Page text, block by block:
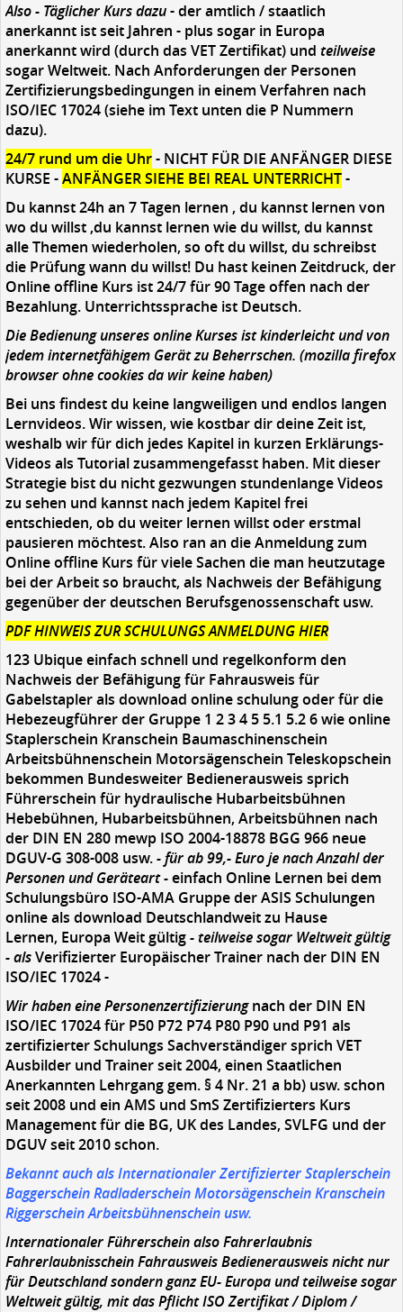
Also - Täglicher Kurs dazu- der amtlich / staatlich
anerkannt ist seit Jahren - plus sogar in Europa
anerkannt wird (durch das VET Zertifikat) und teilweise
sogar Weltweit. Nach Anforderungen der Personen
Zertifizierungsbedingungen in einem Verfahren nach
ISO/IEC 17024 (siehe im Text unten die P Nummern
dazu).
24/7 rund um die Uhr- NICHT FÜR DIE ANFÄNGER DIESE
KURSE -ANFÄNGER SIEHE BEI REAL UNTERRICHT-
Du kannst 24h an 7 Tagen lernen , du kannst lernen von
wo du willst ,du kannst lernen wie du willst, du kannst
alle Themen wiederholen, so oft du willst, du schreibst
die Prüfung wann du willst! Du hast keinen Zeitdruck, der
Online offline Kurs ist 24/7 für 90 Tage offen nach der
Bezahlung. Unterrichtssprache ist Deutsch.
Die Bedienung unseres online Kurses ist kinderleicht und von
jedem internetfähigem Gerät zu Beherrschen. (mozilla firefox
browser ohne cookies da wir keine haben)
Bei uns findest du keine langweiligen und endlos langen
Lernvideos. Wir wissen, wie kostbar dir deine Zeit ist,
weshalb wir für dich jedes Kapitel in kurzen Erklärungs-
Videos als Tutorial zusammengefasst haben. Mit dieser
Strategie bist du nicht gezwungen stundenlange Videos
zu sehen und kannst nach jedem Kapitel frei
entschieden, ob du weiter lernen willst oder erstmal
pausieren möchtest. Also ran an die Anmeldung zum
Online offline Kurs für viele Sachen die man heutzutage
bei der Arbeit so braucht, als Nachweis der Befähigung
gegenüber der deutschen Berufsgenossenschaft usw.
PDF HINWEIS ZUR SCHULUNGS ANMELDUNG HIER
123 Ubique einfach schnell und regelkonform den
Nachweis der Befähigung für Fahrausweis für
Gabelstapler als download online schulung oder für die
Hebezeugführer der Gruppe 1 2 3 4 5 5.1 5.2 6 wie online
Staplerschein Kranschein Baumaschinenschein
Arbeitsbühnenschein Motorsägenschein Teleskopschein
bekommen Bundesweiter Bedienerausweis sprich
Führerschein für hydraulische Hubarbeitsbühnen
Hebebühnen, Hubarbeitsbühnen, Arbeitsbühnen nach
der DIN EN 280 mewp ISO 2004-18878 BGG 966 neue
DGUV-G 308-008 usw.- für ab 99,- Euro je nach Anzahl der
Personen und Geräteart -einfach Online Lernen bei dem
Schulungsbüro ISO-AMA Gruppe der ASIS Schulungen
online als download Deutschlandweit zu Hause
Lernen, Europa Weit gültig- teilweise sogar Weltweit gültig
- alsVerifizierter Europäischer Trainer nach der DIN EN
ISO/IEC 17024 -
Wir haben eine Personenzertifizierung nach der DIN EN
ISO/IEC 17024 für P50 P72 P74 P80 P90 und P91 als
zertifizierter Schulungs Sachverständiger sprich VET
Ausbilder und Trainer seit 2004, einen Staatlichen
Anerkannten Lehrgang gem. § 4 Nr. 21 a bb) usw. schon
seit 2008 und ein AMS und SmS Zertifizierters Kurs
Management für die BG, UK des Landes, SVLFG und der
DGUV seit 2010 schon.
Bekannt auch als Internationaler Zertifizierter Staplerschein
Baggerschein Radladerschein Motorsägenschein Kranschein
Riggerschein Arbeitsbühnenschein usw.
Internationaler Führerschein also Fahrerlaubnis
Fahrerlaubnisschein Fahrausweis Bedienerausweis nicht nur
für Deutschland sondern ganz EU- Europa und teilweise sogar
Weltweit gültig, mit das Pflicht ISO Zertifikat / Diplom /